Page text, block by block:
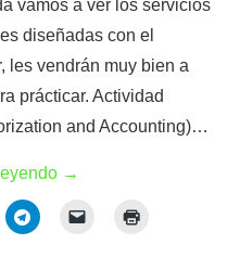
vamos a ver los servicios
diseñadas con el
les vendrán muy bien a
prácticar. Actividad
and Accounting)…
→